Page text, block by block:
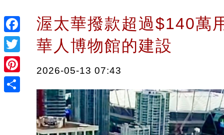
Facebook
Twitter
Pinterest
渥太華撥款超過$140萬
華人博物館的建設
2026-05-13 07:43